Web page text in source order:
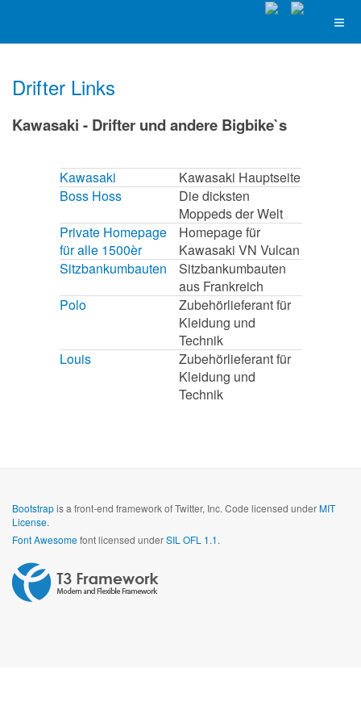
Drifter Links
Kawasaki - Drifter und andere Bigbike`s
Kawasaki
Kawasaki Hauptseite
Boss Hoss
Die dicksten
Moppeds der Welt
Private Homepage
für alle 1500èr
Homepage für
Kawasaki VN Vulcan
Sitzbankumbauten
Sitzbankumbauten
aus Frankreich
Polo
Zubehörlieferant für
Kleidung und
Technik
Louis
Zubehörlieferant für
Kleidung und
Technik
Bootstrapis a front-end framework of Twitter, Inc. Code licensed underMIT
License.
Font Awesomefont licensed underSIL OFL 1.1.